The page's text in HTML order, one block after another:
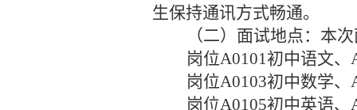
生保持通讯方式畅通。
（二）面试地点： 本
岗位A0101初中语文、
岗位A0103初中数学、
岗位A0105初中英语、